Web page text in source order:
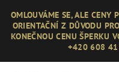
obsah
OMLOUVÁME SE, ALE CENY
ORIENTAČNÍ Z DŮVODU
KONEČNOU CENU ŠPERKU
+420 608